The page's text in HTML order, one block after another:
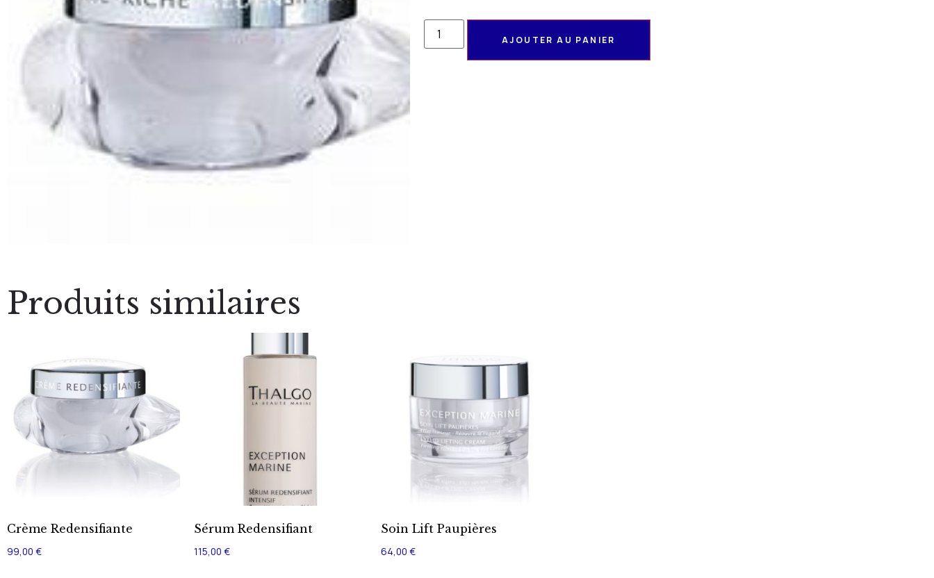
AJOUTER AU PANIER
Produits similaires
Crème Redensifiante
99,00 €
Sérum Redensifiant
115,00 €
Soin Lift Paupières
64,00 €